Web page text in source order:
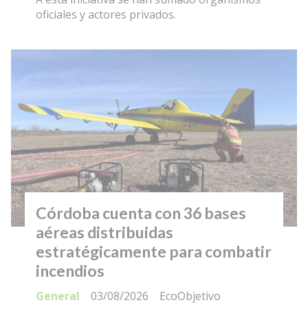
oficiales y actores privados.
Córdoba cuenta con 36 bases
aéreas distribuidas
estratégicamente para combatir
incendios
EcoObjetivo
General
03/08/2026